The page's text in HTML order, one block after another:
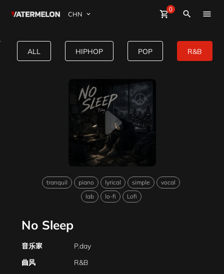
shopping_cart0 close
Watermelon Sign Up
买节拍
卖节拍
search
No Sleep R&B type beat
ALL HIPHOP POP R&B
tranquil piano lyrical simple
vocal
lab
lo-fi Lofi
No Sleep
音乐家
P.day
曲风
R&B